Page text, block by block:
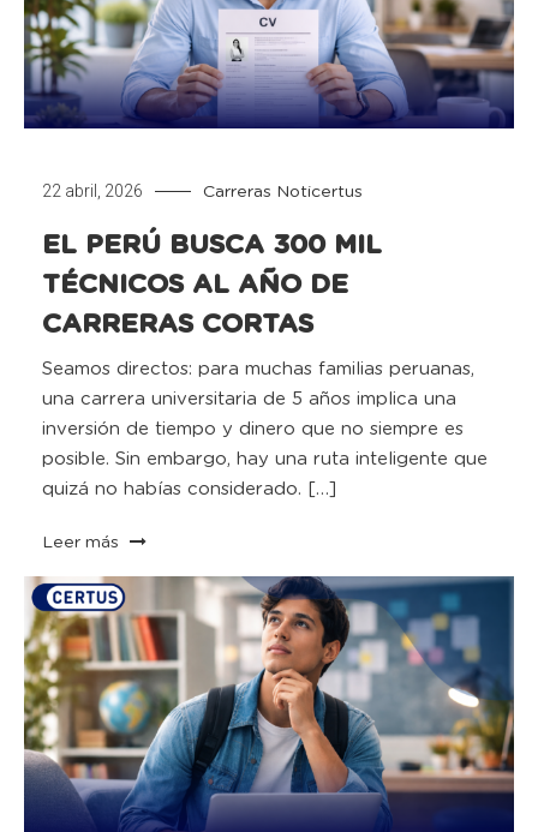
22 abril, 2026 Carreras Noticertus
EL PERÚ BUSCA 300 MIL
TÉCNICOS AL AÑO DE
CARRERAS CORTAS
Seamos directos: para muchas familias peruanas,
una carrera universitaria de 5 años implica una
inversión de tiempo y dinero que no siempre es
posible. Sin embargo, hay una ruta inteligente que
quizá no habías considerado. […]
Leer más